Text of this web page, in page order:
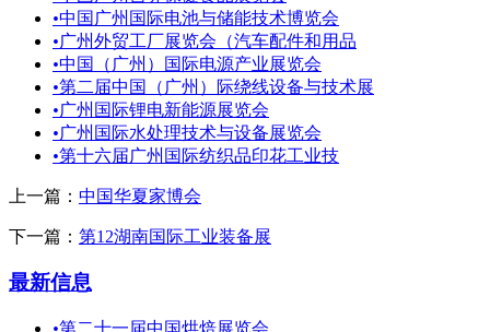
•中国广州国际电池与储能技术博览会
•广州外贸工厂展览会（汽车配件和用品
•中国（广州）国际电源产业展览会
•第二届中国（广州）际绕线设备与技术展
•广州国际锂电新能源展览会
•广州国际水处理技术与设备展览会
•第十六届广州国际纺织品印花工业技
上一篇： 中国华夏家博会
下一篇： 第12湖南国际工业装备展
最新信息
•第二十一届中国烘焙展览会